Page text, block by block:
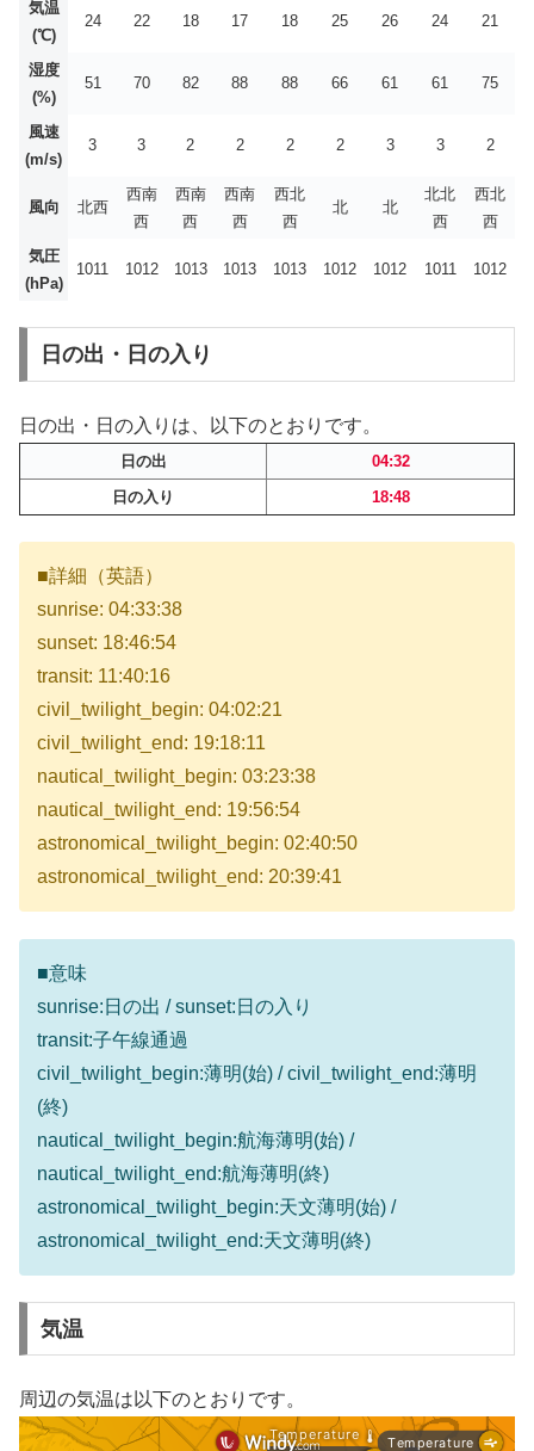
気温
(℃)
24 22 18 17 18 25 26 24 21
湿度
(%)
51 70 82 88 88 66 61 61 75
風速
(m/s)
3 3 2 2 2 2 3 3 2
風向 北西
西南
西
西南
西
西南
西
西北
西
北 北
北北
西
西北
西
気圧
(hPa)
1011 1012 1013 1013 1013 1012 1012 1011 1012
日の出・日の入り
日の出・日の入りは、以下のとおりです。
日の出
04:32
日の入り
18:48
■詳細（英語）
sunrise: 04:33:38
sunset: 18:46:54
transit: 11:40:16
civil_twilight_begin: 04:02:21
civil_twilight_end: 19:18:11
nautical_twilight_begin: 03:23:38
nautical_twilight_end: 19:56:54
astronomical_twilight_begin: 02:40:50
astronomical_twilight_end: 20:39:41
■意味
sunrise:日の出 / sunset:日の入り
transit:子午線通過
civil_twilight_begin:薄明(始) / civil_twilight_end:薄明
(終)
nautical_twilight_begin:航海薄明(始) /
nautical_twilight_end:航海薄明(終)
astronomical_twilight_begin:天文薄明(始) /
astronomical_twilight_end:天文薄明(終)
気温
周辺の気温は以下のとおりです。